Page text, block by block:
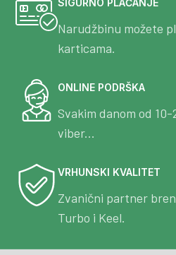
SIGURNO PLAĆANJE
Narudžbinu možete
karticama.
ONLINE PODRŠKA
Svakim danom od
viber...
VRHUNSKI KVALITET
Zvanični partner
Turbo i Keel.